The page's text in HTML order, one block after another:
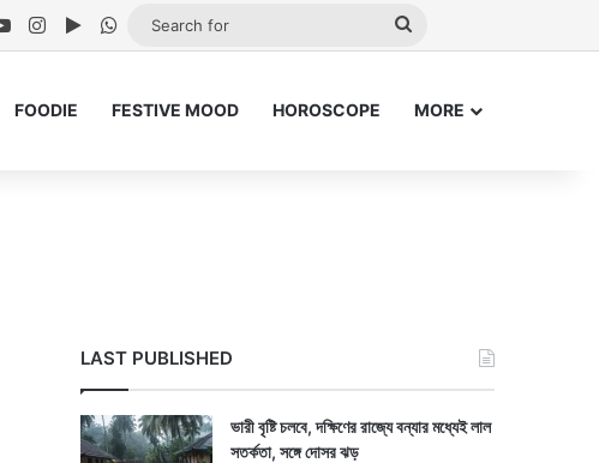
YouTubeInstagram
Google Play
WhatsApp
FOODIE FESTIVE MOOD HOROSCOPE MORE
LAST PUBLISHED
ভারী বৃষ্টি চলবে, দক্ষিণের রাজ্যে বন্যার মধ্যেই লাল
সতর্কতা, সঙ্গে দোসর ঝড়